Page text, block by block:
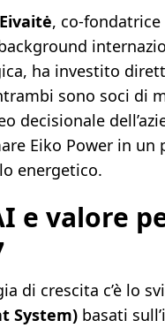
, co-fondatrice
ha investito
sono soci di
decisionale
Eiko Power in
energetico.
e valore
di crescita c’è lo
System) basati